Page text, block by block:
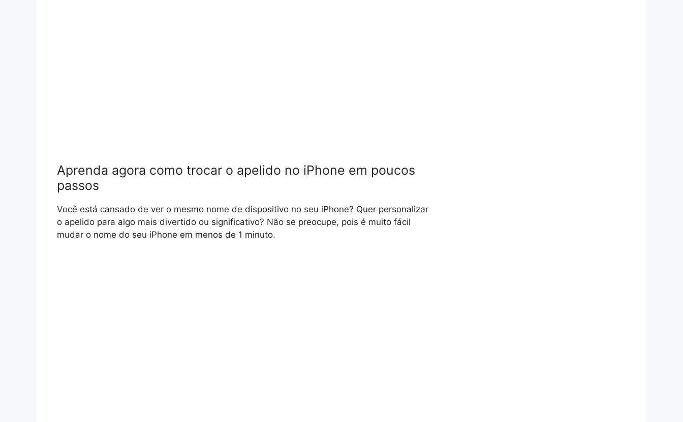
Aprenda agora como trocar o apelido no iPhone em poucos
passos
Você está cansado de ver o mesmo nome de dispositivo no seu iPhone? Quer personalizar
o apelido para algo mais divertido ou significativo? Não se preocupe, pois é muito fácil
mudar o nome do seu iPhone em menos de 1 minuto.